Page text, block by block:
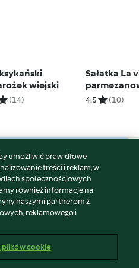
wiejski
(14)
Sałatka La
supełkami
4.5 (10)
umożliwić prawidłowe
treści i reklam, w
społecznościowych
również informacje na
naszymi partnerom z
reklamowego i
plików cookie